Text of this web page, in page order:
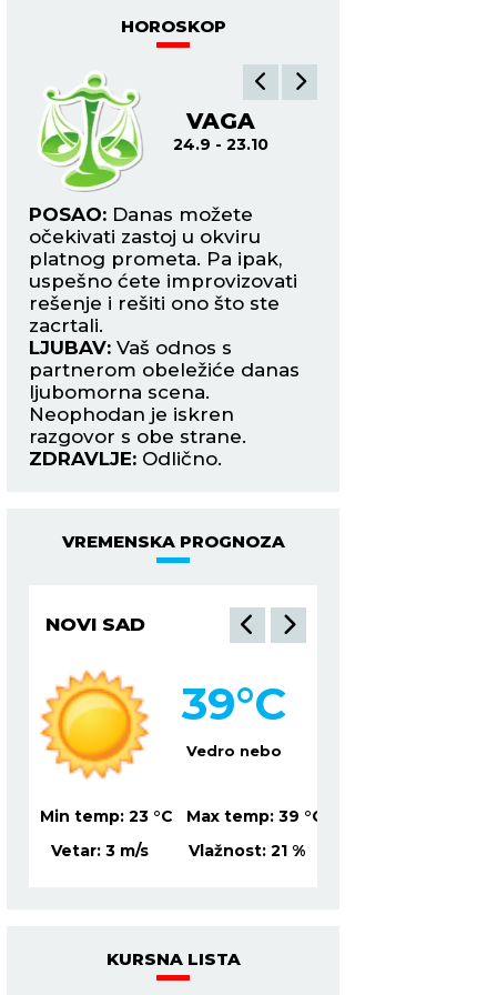
HOROSKOP
VAGA
24.9 - 23.10
POSAO: Danas možete
očekivati zastoj u okviru
platnog prometa. Pa ipak,
uspešno ćete improvizovati
rešenje i rešiti ono što ste
zacrtali.
LJUBAV: Vaš odnos s
partnerom obeležiće danas
ljubomorna scena.
Neophodan je iskren
razgovor s obe strane.
ZDRAVLJE: Odlično.
VREMENSKA PROGNOZA
NOVI SAD
Vedro nebo
39°C
Min temp: 23 °C Max temp: 39 °C
Vetar: 3 m/s Vlažnost: 21 %
KURSNA LISTA